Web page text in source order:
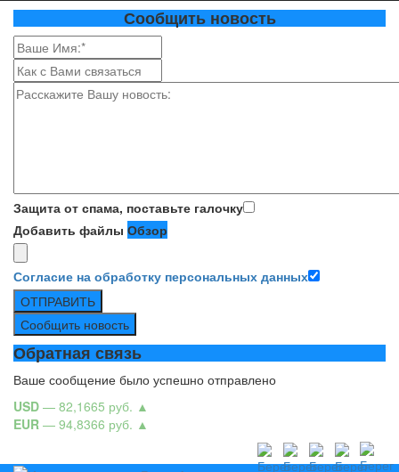
Сообщить новость
Защита от спама, поставьте галочку
Добавить файлы Обзор
Согласие на обработку персональных данных
ОТПРАВИТЬ
Сообщить новость
Обратная связь
Ваше сообщение было успешно отправлено
USD — 82,1665 руб. ▲
EUR — 94,8366 руб. ▲